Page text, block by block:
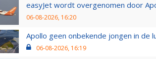
easyJet wordt overgenomen door
06-08-2026, 16:20
Apollo geen onbekende jongen in de
06-08-2026, 16:19